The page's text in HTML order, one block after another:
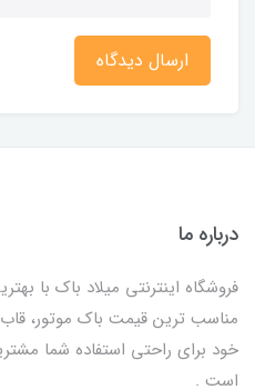
ارسال دیدگاه
درباره ما
فروشگاه اینترنتی میلاد باک با
مناسب ترین قیمت باک موتور،
خود برای راحتی استفاده شما
است .